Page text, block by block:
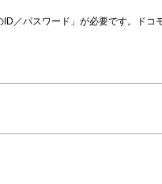
／パスワード」が必要です。ドコ